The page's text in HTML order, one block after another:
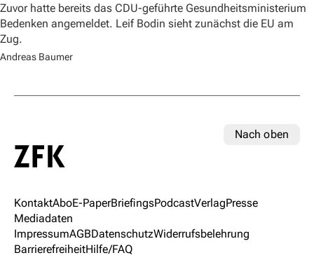
Zuvor hatte bereits das CDU-geführte Gesundheitsministerium
Bedenken angemeldet. Leif Bodin sieht zunächst die EU am
Zug.
Andreas Baumer
Nach oben
KontaktAboE-PaperBriefingsPodcastVerlagPresse
Mediadaten
ImpressumAGBDatenschutzWiderrufsbelehrung
BarrierefreiheitHilfe/FAQ